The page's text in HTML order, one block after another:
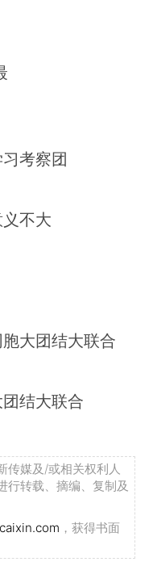
考察团
不大
大团结大联合
结大联合
传媒及/或相关权利人
行转载、摘编、复制及
，获得书面